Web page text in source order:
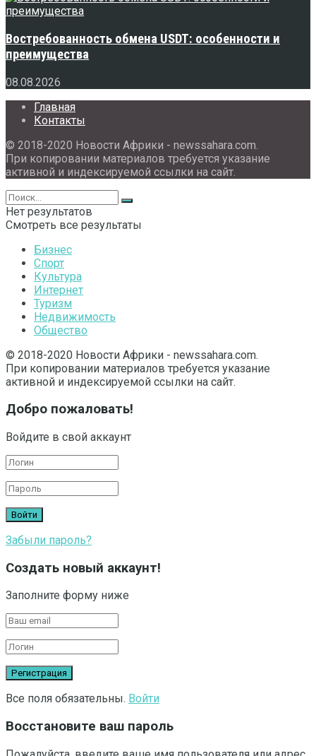
Востребованность обмена USDT: особенности и
преимущества
08.08.2026
Главная
Контакты
© 2018-2020 Новости Африки - newssahara.com.
При копировании материалов требуется указание
активной и индексируемой ссылки на сайт.
Нет результатов
Смотреть все результаты
Бизнес
Спорт
Культура
Интернет
Туризм
Недвижимость
Общество
© 2018-2020 Новости Африки - newssahara.com.
При копировании материалов требуется указание
активной и индексируемой ссылки на сайт.
Добро пожаловать!
Войдите в свой аккаунт
Забыли пароль?
Создать новый аккаунт!
Заполните форму ниже
Все поля обязательны. Войти
Восстановите ваш пароль